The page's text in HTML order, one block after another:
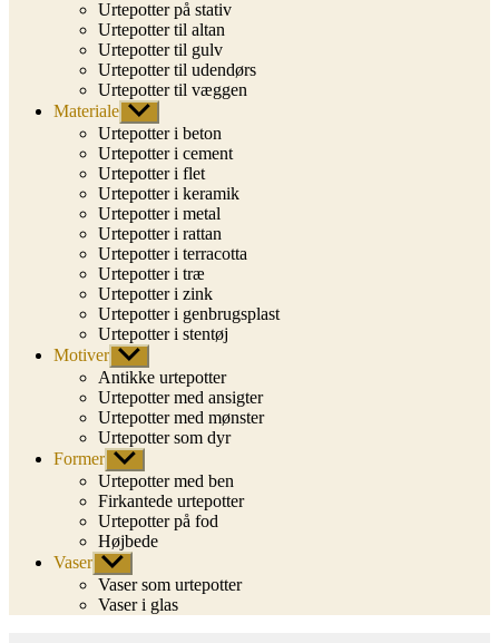
Urtepotter på stativ
Urtepotter til altan
Urtepotter til gulv
Urtepotter til udendørs
Urtepotter til væggen
Materiale Vis
undermenu
Urtepotter i beton
Urtepotter i cement
Urtepotter i flet
Urtepotter i keramik
Urtepotter i metal
Urtepotter i rattan
Urtepotter i terracotta
Urtepotter i træ
Urtepotter i zink
Urtepotter i genbrugsplast
Urtepotter i stentøj
Motiver Vis
undermenu
Antikke urtepotter
Urtepotter med ansigter
Urtepotter med mønster
Urtepotter som dyr
Former Vis
undermenu
Urtepotter med ben
Firkantede urtepotter
Urtepotter på fod
Højbede
Vaser Vis
undermenu
Vaser som urtepotter
Vaser i glas